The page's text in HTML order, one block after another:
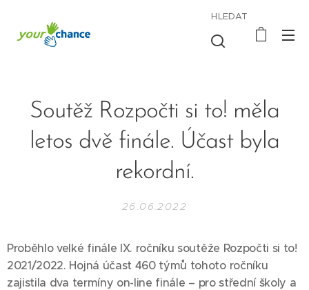
HLEDAT
Soutěž Rozpočti si to! měla
letos dvě finále. Účast byla
rekordní.
26.06.2022
Proběhlo velké finále IX. ročníku soutěže Rozpočti si to!
2021/2022. Hojná účast 460 týmů tohoto ročníku
zajistila dva termíny on-line finále – pro střední školy a